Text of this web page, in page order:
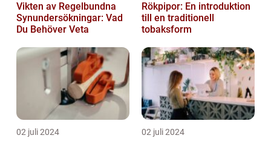
Vikten av Regelbundna
Synundersökningar: Vad
Du Behöver Veta
Rökpipor: En introduktion
till en traditionell
tobaksform
02 juli 2024 02 juli 2024